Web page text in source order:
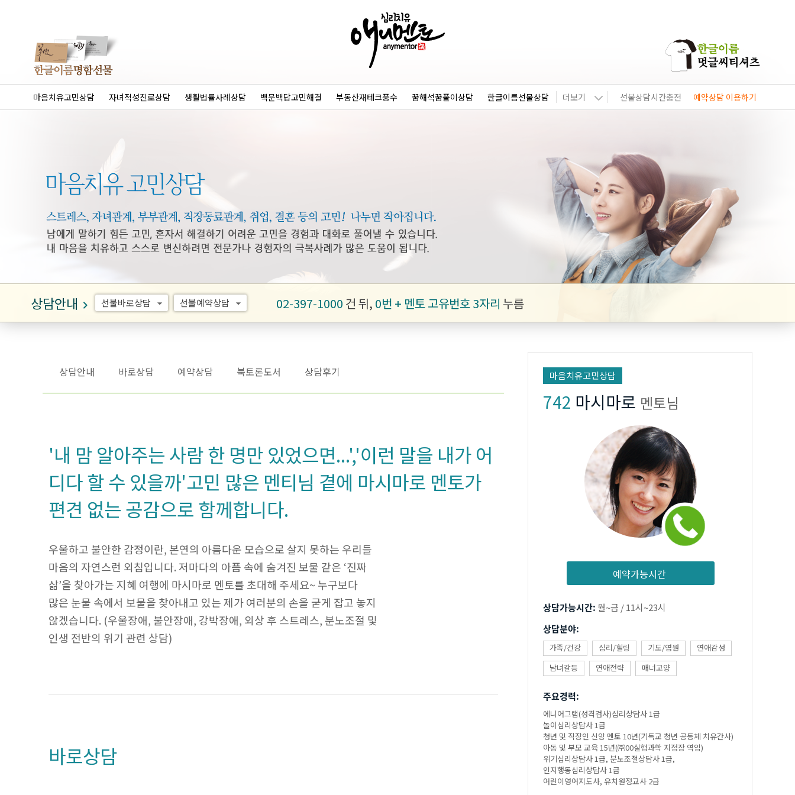
마음치유고민상담 자녀적성진로상담 생활법률사례상담 백문백답고민해결 부동산재테크풍수 꿈해석꿈풀이상담 한글이름선물상담 더보기 선불상담시간충전 예약상담 이용하기
상담안내 keyboard_arrow_right 선불바로상담 arrow_drop_down 선불예약상담 arrow_drop_down 02-397-1000 건 뒤, 0번 + 멘토 고유번호 3자리 누름
상담안내 바로상담 예약상담 북토론도서 상담후기
'내 맘 알아주는 사람 한 명만 있었으면...','이런 말을 내가 어
디다 할 수 있을까'고민 많은 멘티님 곁에 마시마로 멘토가
편견 없는 공감으로 함께합니다.
우울하고 불안한 감정이란, 본연의 아름다운 모습으로 살지 못하는 우리들
마음의 자연스런 외침입니다. 저마다의 아픔 속에 숨겨진 보물 같은 ‘진짜
삶’을 찾아가는 지혜 여행에 마시마로 멘토를 초대해 주세요~ 누구보다
많은 눈물 속에서 보물을 찾아내고 있는 제가 여러분의 손을 굳게 잡고 놓지
않겠습니다. (우울장애, 불안장애, 강박장애, 외상 후 스트레스, 분노조절 및
인생 전반의 위기 관련 상담)
바로상담
마음치유고민상담
742 마시마로 멘토님
예약가능시간
상담가능시간: 월~금 / 11시~23시
상담분야:
가족/건강 심리/힐링 기도/염원
연애감성
남녀갈등
연애전략 매너교양
주요경력:
에니어그램(성격검사)심리상담사 1급
놀이심리상담사 1급
청년 및 직장인 신앙 멘토 10년(기독교 청년 공동체 치유간사)
아동 및 부모 교육 15년(㈜00실험과학 지점장 역임)
위기심리상담사 1급, 분노조절상담사 1급,
인지행동심리상담사 1급
어린이영어지도사, 유치원정교사 2급